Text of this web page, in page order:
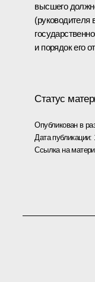
высшего
(руководителя
и порядок его
Статус
Опубликован в
Дата публикации:
Ссылка на